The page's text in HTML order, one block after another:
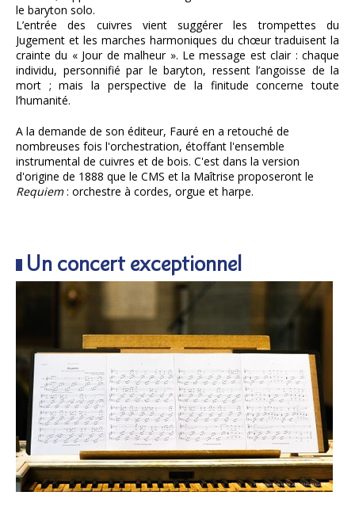
le baryton solo.
L’entrée des cuivres vient suggérer les trompettes du
Jugement et les marches harmoniques du chœur traduisent la
crainte du « Jour de malheur ». Le message est clair : chaque
individu, personnifié par le baryton, ressent l’angoisse de la
mort ; mais la perspective de la finitude concerne toute
l’humanité.
A la demande de son éditeur, Fauré en a retouché de
nombreuses fois l'orchestration, étoffant l'ensemble
instrumental de cuivres et de bois. C'est dans la version
d'origine de 1888 que le CMS et la Maîtrise proposeront le
Requiem: orchestre à cordes, orgue et harpe.
Un concert exceptionnel